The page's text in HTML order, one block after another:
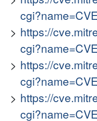
https://
https://
https://